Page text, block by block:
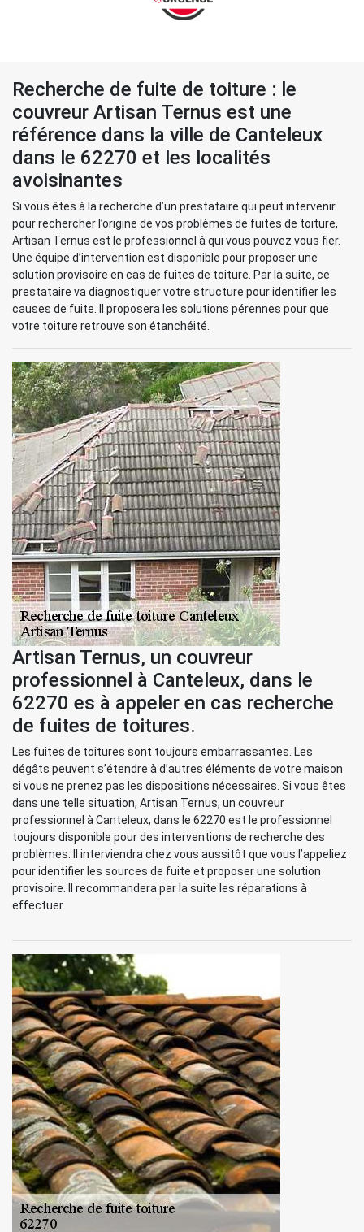
Recherche de fuite de toiture : le
couvreur Artisan Ternus est une
référence dans la ville de Canteleux
dans le 62270 et les localités
avoisinantes
Si vous êtes à la recherche d’un prestataire qui peut intervenir
pour rechercher l’origine de vos problèmes de fuites de toiture,
Artisan Ternus est le professionnel à qui vous pouvez vous fier.
Une équipe d’intervention est disponible pour proposer une
solution provisoire en cas de fuites de toiture. Par la suite, ce
prestataire va diagnostiquer votre structure pour identifier les
causes de fuite. Il proposera les solutions pérennes pour que
votre toiture retrouve son étanchéité.
Artisan Ternus, un couvreur
professionnel à Canteleux, dans le
62270 es à appeler en cas recherche
de fuites de toitures.
Les fuites de toitures sont toujours embarrassantes. Les
dégâts peuvent s’étendre à d’autres éléments de votre maison
si vous ne prenez pas les dispositions nécessaires. Si vous êtes
dans une telle situation, Artisan Ternus, un couvreur
professionnel à Canteleux, dans le 62270 est le professionnel
toujours disponible pour des interventions de recherche des
problèmes. Il interviendra chez vous aussitôt que vous l’appeliez
pour identifier les sources de fuite et proposer une solution
provisoire. Il recommandera par la suite les réparations à
effectuer.